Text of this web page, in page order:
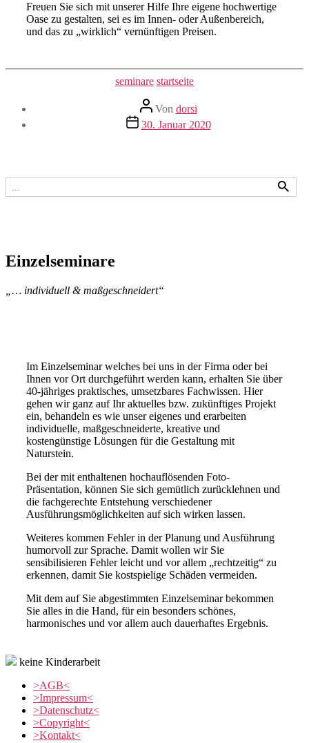
Freuen Sie sich mit unserer Hilfe Ihre eigene hochwertige
Oase zu gestalten, sei es im Innen- oder Außenbereich,
und das zu „wirklich“ vernünftigen Preisen.
Kategorien
seminare startseite
Beitragsautor
Von dorsi
Veröffentlichungsdatum
30. Januar 2020
Einzelseminare
„… individuell & maßgeschneidert“
Im Einzelseminar welches bei uns in der Firma oder bei
Ihnen vor Ort durchgeführt werden kann, erhalten Sie über
40-jähriges praktisches, umsetzbares Fachwissen. Hier
gehen wir ganz auf Ihr aktuelles bzw. zukünftiges Projekt
ein, behandeln es wie unser eigenes und erarbeiten
individuelle, maßgeschneiderte, kreative und
kostengünstige Lösungen für die Gestaltung mit
Naturstein.
Bei der mit enthaltenen hochauflösenden Foto-
Präsentation, können Sie sich gemütlich zurücklehnen und
die fachgerechte Entstehung verschiedener
Ausführungsmöglichkeiten auf sich wirken lassen.
Weiteres kommen Fehler in der Planung und Ausführung
humorvoll zur Sprache. Damit wollen wir Sie
sensibilisieren Fehler leicht und vor allem „rechtzeitig“ zu
erkennen, damit Sie kostspielige Schäden vermeiden.
Mit dem auf Sie abgestimmten Einzelseminar bekommen
Sie alles in die Hand, für ein besonders schönes,
harmonisches und vor allem auch dauerhaftes Ergebnis.
keine Kinderarbeit
>AGB<
>Impressum<
>Datenschutz<
>Copyright<
>Kontakt<